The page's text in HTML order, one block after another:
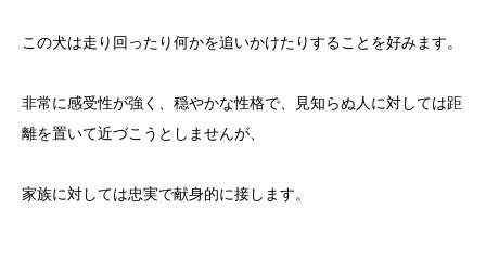
この犬は走り回ったり何かを追いかけたりすることを好みます。
非常に感受性が強く、穏やかな性格で、見知らぬ人に対しては距
離を置いて近づこうとしませんが、
家族に対しては忠実で献身的に接します。